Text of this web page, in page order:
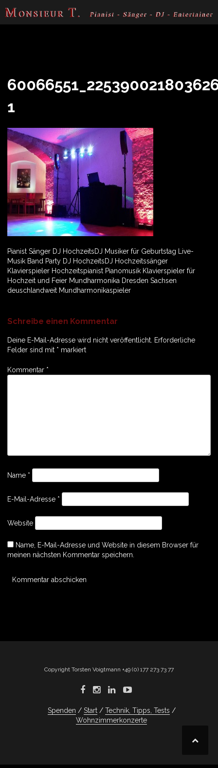
content
1
Pianist Sänger DJ HochzeitsDJ Musiker für Geburtstag Live-
Musik Band Party DJ HochzeitsDJ Hochzeitssänger
Klavierspieler Hochzeitspianist Pianomusik Klavierspieler für
Hochzeit und Feier Mundharmonika Dresden Sachsen
deuschlandweit Mundharmonikaspieler
Schreibe einen Kommentar
Deine E-Mail-Adresse wird nicht veröffentlicht. Erforderliche
Felder sind mit * markiert
Kommentar *
Name *
E-Mail-Adresse *
Website
Name, E-Mail-Adresse und Website in diesem Browser für
meinen nächsten Kommentar speichern.
Copyright Torsten Voigtmann +49 (0) 177 273 73 77
Spenden Start
Technik, Tipps, Tests
Wohnzimmerkonzerte